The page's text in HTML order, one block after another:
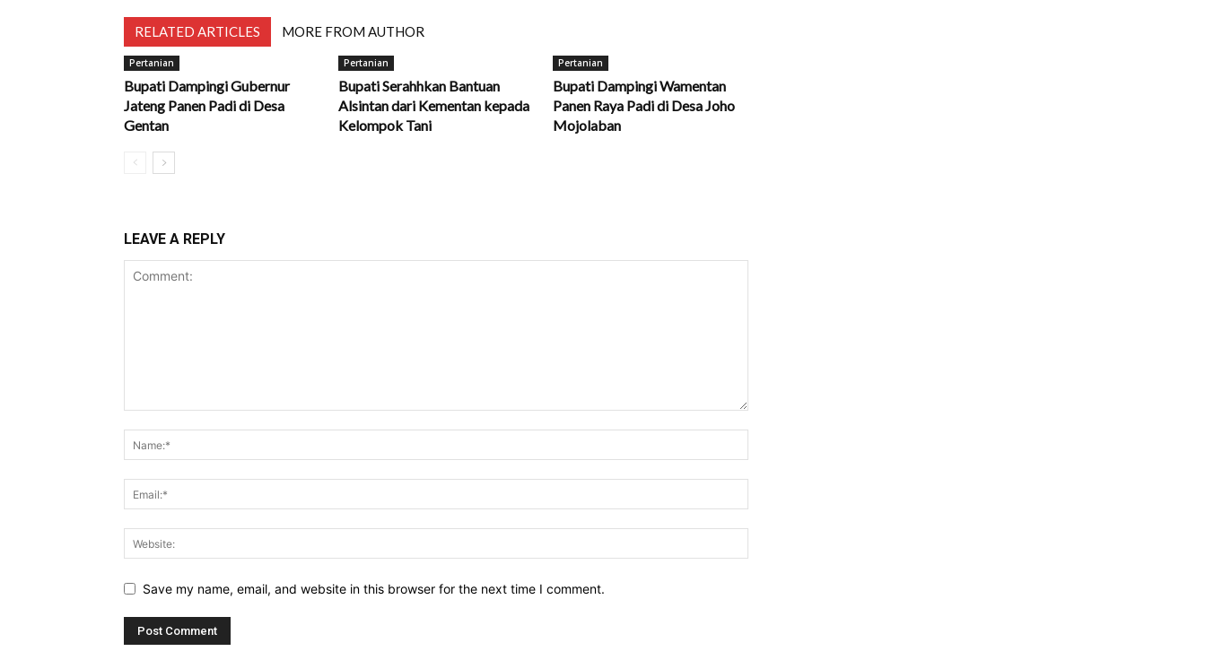
RELATED ARTICLES MORE FROM AUTHOR
Pertanian
Bupati Dampingi Gubernur
Jateng Panen Padi di Desa
Gentan
Pertanian
Bupati Serahhkan Bantuan
Alsintan dari Kementan kepada
Kelompok Tani
Pertanian
Bupati Dampingi Wamentan
Panen Raya Padi di Desa Joho
Mojolaban
LEAVE A REPLY
Save my name, email, and website in this browser for the next time I comment.